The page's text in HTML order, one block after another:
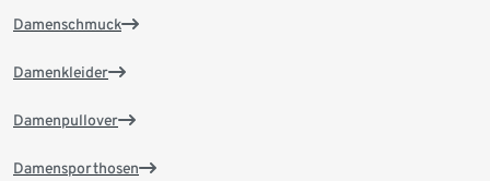
Damenschmuck
Damenkleider
Damenpullover
Damensporthosen